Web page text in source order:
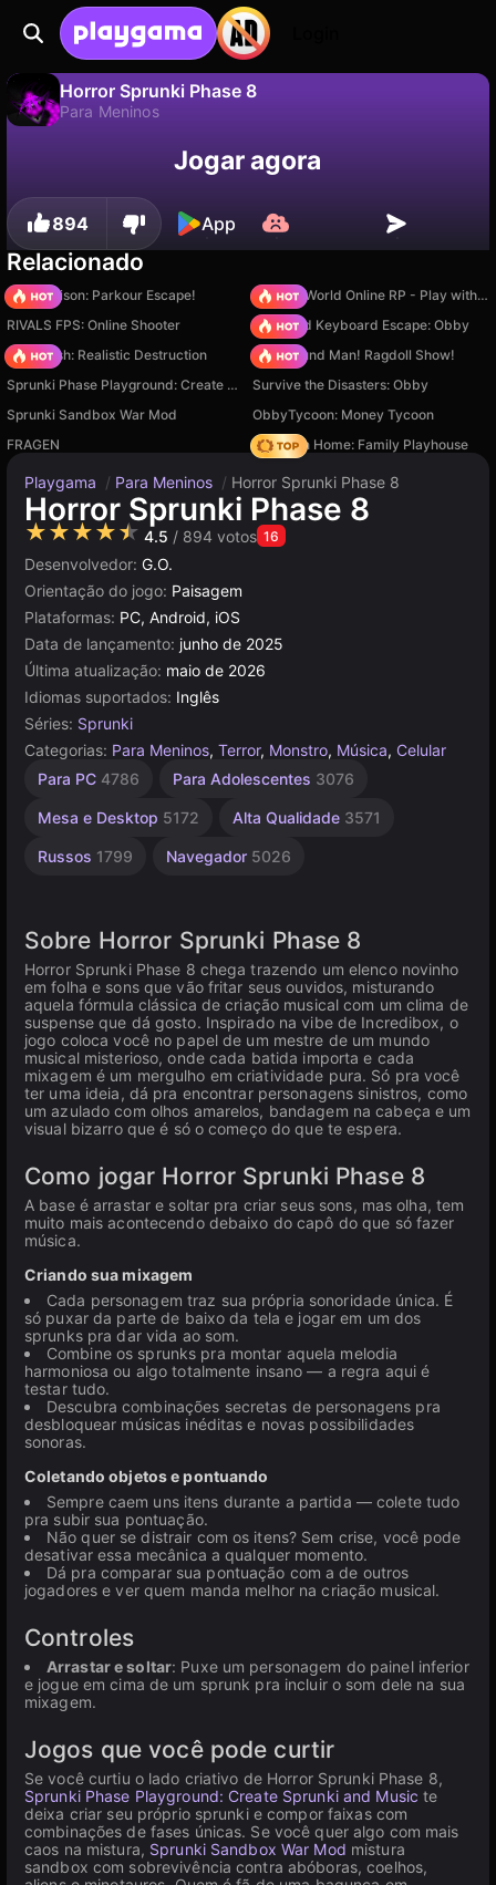
Horror Sprunki Phase 8
Para Meninos
Salve o progresso!Jogar agora
894 App
Relacionado
Barry Prison: Parkour Escape!
Sprunki World Online RP - Play with Friends!
RIVALS FPS: Online Shooter
+1 Speed Keyboard Escape: Obby
Car Crush: Realistic Destruction
Playground Man! Ragdoll Show!
Sprunki Phase Playground: Create Sprunki and Music
Survive the Disasters: Obby
Sprunki Sandbox War Mod
ObbyTycoon: Money Tycoon
FRAGEN
My Town Home: Family Playhouse
Playgama / Para Meninos / Horror Sprunki Phase 8
Horror Sprunki Phase 8
★★★★★ 4.5 / 894 votos 16
Desenvolvedor: G.O.
Orientação do jogo: Paisagem
Plataformas: PC, Android, iOS
Data de lançamento: junho de 2025
Última atualização: maio de 2026
Idiomas suportados: Inglês
Séries: Sprunki
Categorias: Para Meninos, Terror, Monstro, Música, Celular
Para PC 4786 Para Adolescentes 3076
Mesa e Desktop 5172 Alta Qualidade 3571
Russos 1799 Navegador 5026
Sobre Horror Sprunki Phase 8
Horror Sprunki Phase 8 chega trazendo um elenco novinho
em folha e sons que vão fritar seus ouvidos, misturando
aquela fórmula clássica de criação musical com um clima de
suspense que dá gosto. Inspirado na vibe de Incredibox, o
jogo coloca você no papel de um mestre de um mundo
musical misterioso, onde cada batida importa e cada
mixagem é um mergulho em criatividade pura. Só pra você
ter uma ideia, dá pra encontrar personagens sinistros, como
um azulado com olhos amarelos, bandagem na cabeça e um
visual bizarro que é só o começo do que te espera.
Como jogar Horror Sprunki Phase 8
A base é arrastar e soltar pra criar seus sons, mas olha, tem
muito mais acontecendo debaixo do capô do que só fazer
música.
Criando sua mixagem
Cada personagem traz sua própria sonoridade única. É
só puxar da parte de baixo da tela e jogar em um dos
sprunks pra dar vida ao som.
Combine os sprunks pra montar aquela melodia
harmoniosa ou algo totalmente insano — a regra aqui é
testar tudo.
Descubra combinações secretas de personagens pra
desbloquear músicas inéditas e novas possibilidades
sonoras.
Coletando objetos e pontuando
Sempre caem uns itens durante a partida — colete tudo
pra subir sua pontuação.
Não quer se distrair com os itens? Sem crise, você pode
desativar essa mecânica a qualquer momento.
Dá pra comparar sua pontuação com a de outros
jogadores e ver quem manda melhor na criação musical.
Controles
Arrastar e soltar: Puxe um personagem do painel inferior
e jogue em cima de um sprunk pra incluir o som dele na sua
mixagem.
Jogos que você pode curtir
Se você curtiu o lado criativo de Horror Sprunki Phase 8,
Sprunki Phase Playground: Create Sprunki and Music te
deixa criar seu próprio sprunki e compor faixas com
combinações de fases únicas. Se você quer algo com mais
caos na mistura, Sprunki Sandbox War Mod mistura
sandbox com sobrevivência contra abóboras, coelhos,